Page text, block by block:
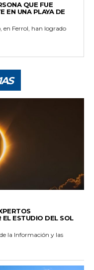
QUE FUE
EN UNA PLAYA DE
en Ferrol, han logrado
ESTUDIO DEL SOL
la Información y las